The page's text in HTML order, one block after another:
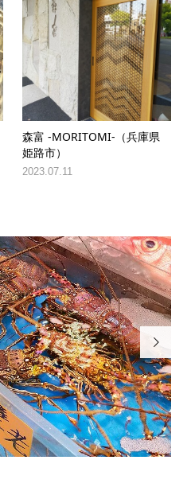
森富 -MORITOMI-（兵庫県
姫路市）
2023.07.11
